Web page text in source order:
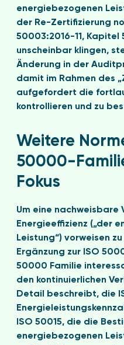
energiebezogenen
der Re-Zertifizierung
50003:2016-11, Kapitel
unscheinbar klingen,
Änderung in der
damit im Rahmen des
aufgefordert die
kontrollieren und zu
Weitere
50000-
Fokus
Um eine nachweisbare
Energieeffizienz („der
Leistung“) vorweisen
Ergänzung zur ISO
50000 Familie
den kontinuierlichen
Detail beschreibt, die
ISO 50015, die die
energiebezogenen